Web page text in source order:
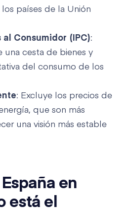
países de la Unión
al Consumidor (IPC):
una cesta de bienes y
del consumo de los
: Excluye los precios de
que son más
una visión más estable
en
está el